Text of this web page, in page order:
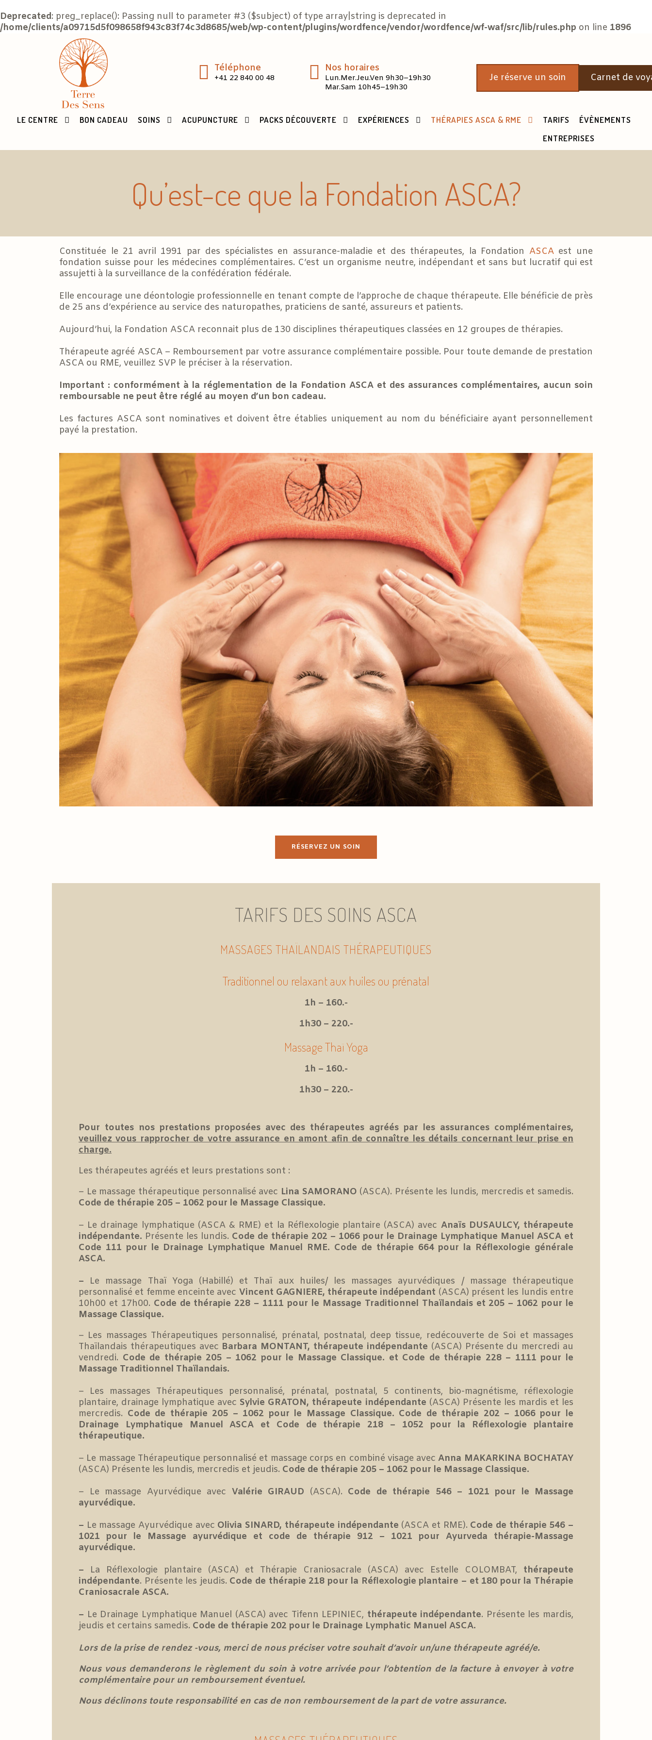
Deprecated: preg_replace(): Passing null to parameter #3 ($subject) of type array|string is deprecated in
/home/clients/a09715d5f098658f943c83f74c3d8685/web/wp-content/plugins/wordfence/vendor/wordfence/wf-waf/src/lib/rules.php on line 1896
Téléphone
+41 22 840 00 48
Nos horaires
Lun.Mer.Jeu.Ven 9h30–19h30
Mar.Sam 10h45–19h30
Je réserve un soin Carnet de
LE CENTRE BON CADEAU SOINS ACUPUNCTURE PACKS DÉCOUVERTE EXPÉRIENCES THÉRAPIES ASCA & RME TARIFS
ÉVÈNEMENTS
ENTREPRISES
Qu’est-ce que la Fondation ASCA?
Constituée le 21 avril 1991 par des spécialistes en assurance-maladie et des thérapeutes, la Fondation ASCAest une
fondation suisse pour les médecines complémentaires. C’est un organisme neutre, indépendant et sans but lucratif qui est
assujetti à la surveillance de la confédération fédérale.
Elle encourage une déontologie professionnelle en tenant compte de l’approche de chaque thérapeute. Elle bénéficie de près
de 25 ans d’expérience au service des naturopathes, praticiens de santé, assureurs et patients.
Aujourd’hui, la Fondation ASCA reconnait plus de 130 disciplines thérapeutiques classées en 12 groupes de thérapies.
Thérapeute agréé ASCA – Remboursement par votre assurance complémentaire possible. Pour toute demande de prestation
ASCA ou RME, veuillez SVP le préciser à la réservation.
Important : conformément à la réglementation de la Fondation ASCA et des assurances complémentaires, aucun soin
remboursable ne peut être réglé au moyen d’un bon cadeau.
Les factures ASCA sont nominatives et doivent être établies uniquement au nom du bénéficiaire ayant personnellement
payé la prestation.
RÉSERVEZ UN SOIN
TARIFS DES SOINS ASCA
MASSAGES THAÏLANDAIS THÉRAPEUTIQUES
Traditionnel ou relaxant aux huiles ou prénatal
1h – 160.-
1h30 – 220.-
Massage Thaï Yoga
1h – 160.-
1h30 – 220.-
Pour toutes nos prestations proposées avec des thérapeutes agréés par les assurances complémentaires,
veuillez vous rapprocher de votre assurance en amont afin de connaître les détails concernant leur prise en
charge.
Les thérapeutes agréés et leurs prestations sont :
– Le massage thérapeutique personnalisé avec Lina SAMORANO (ASCA). Présente les lundis, mercredis et samedis.
Code de thérapie 205 – 1062 pour le Massage Classique.
– Le drainage lymphatique (ASCA & RME) et la Réflexologie plantaire (ASCA) avec Anaïs DUSAULCY, thérapeute
indépendante. Présente les lundis. Code de thérapie 202 – 1066 pour le Drainage Lymphatique Manuel ASCA et
Code 111 pour le Drainage Lymphatique Manuel RME. Code de thérapie 664 pour la Réflexologie générale
ASCA.
– Le massage Thaï Yoga (Habillé) et Thaï aux huiles/ les massages ayurvédiques / massage thérapeutique
personnalisé et femme enceinte avec Vincent GAGNIERE, thérapeute indépendant (ASCA) présent les lundis entre
10h00 et 17h00. Code de thérapie 228 – 1111 pour le Massage Traditionnel Thaïlandais et 205 – 1062pour le
Massage Classique.
– Les massages Thérapeutiques personnalisé, prénatal, postnatal, deep tissue, redécouverte de Soi et massages
Thaïlandais thérapeutiques avec Barbara MONTANT, thérapeute indépendante (ASCA) Présente du mercredi au
vendredi. Code de thérapie 205 – 1062 pour le Massage Classique. et Code de thérapie 228 – 1111 pour le
Massage Traditionnel Thaïlandais.
– Les massages Thérapeutiques personnalisé, prénatal, postnatal, 5 continents, bio-magnétisme, réflexologie
plantaire, drainage lymphatique avec Sylvie GRATON, thérapeute indépendante (ASCA) Présente les mardis et les
mercredis. Code de thérapie 205 – 1062 pour le Massage Classique. Code de thérapie 202 – 1066 pour le
Drainage Lymphatique Manuel ASCA et Code de thérapie 218 – 1052 pour la Réflexologie plantaire
thérapeutique.
– Le massage Thérapeutique personnalisé et massage corps en combiné visage avecAnna MAKARKINA BOCHATAY
(ASCA) Présente les lundis, mercredis et jeudis. Code de thérapie 205 – 1062 pour le Massage Classique.
– Le massage Ayurvédique avec Valérie GIRAUD (ASCA). Code de thérapie 546 – 1021 pour le Massage
ayurvédique.
– Le massage Ayurvédique avec Olivia SINARD, thérapeute indépendante (ASCA et RME). Code de thérapie 546 –
1021 pour le Massage ayurvédique et code de thérapie 912 – 1021 pour Ayurveda thérapie-Massage
ayurvédique.
– La Réflexologie plantaire (ASCA) et Thérapie Craniosacrale (ASCA) avec Estelle COLOMBAT, thérapeute
indépendante. Présente les jeudis. Code de thérapie 218 pour la Réflexologie plantaire – et 180 pour la Thérapie
Craniosacrale ASCA.
– Le Drainage Lymphatique Manuel (ASCA) avec Tifenn LEPINIEC, thérapeute indépendante. Présente les mardis,
jeudis et certains samedis. Code de thérapie 202 pour le Drainage Lymphatic Manuel ASCA.
Lors de la prise de rendez -vous, merci de nous préciser votre souhait d’avoir un/une thérapeute agréé/e.
Nous vous demanderons le règlement du soin à votre arrivée pour l’obtention de la facture à envoyer à votre
complémentaire pour un remboursement éventuel.
Nous déclinons toute responsabilité en cas de non remboursement de la part de votre assurance.